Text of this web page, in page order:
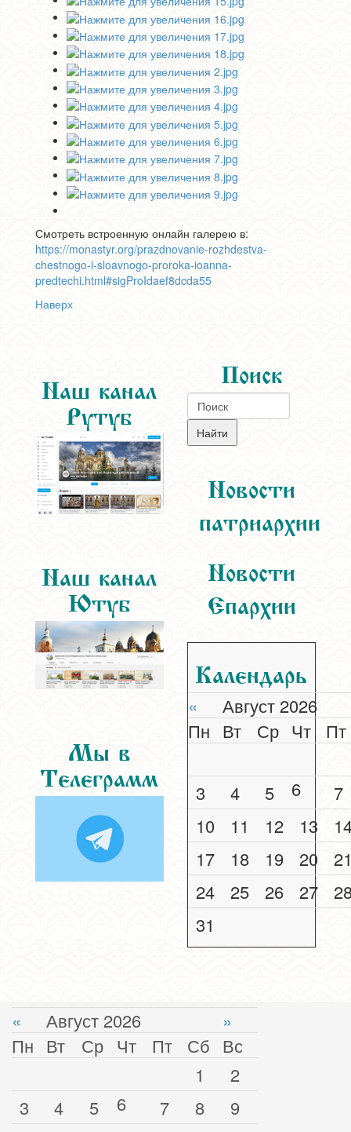
Смотреть встроенную онлайн галерею в:
https://monastyr.org/prazdnovanie-rozhdestva-
chestnogo-i-sloavnogo-proroka-ioanna-
predtechi.html#sigProIdaef8dcda55
Наверх
Наш канал
Рутуб
Наш канал
Ютуб
Мы в
Телеграмм
Поиск
Новости
патриархии
Новости
Епархии
Календарь
«
Август 2026
Пн Вт Ср Чт Пт
3 4 5 6
7
10
11 12 13
17
18 19 20
24
25 26 27
31
« Август 2026
»
Пн Вт Ср Чт Пт Сб Вс
1
2
3
4 5 6 7 8
9